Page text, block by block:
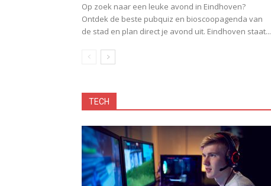
Op zoek naar een leuke avond in Eindhoven?
Ontdek de beste pubquiz en bioscoopagenda van
de stad en plan direct je avond uit. Eindhoven staat...
TECH